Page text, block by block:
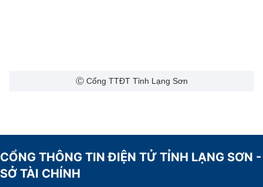
Ⓒ Cổng TTĐT Tỉnh Lạng Sơn
CỔNG THÔNG TIN ĐIỆN TỬ TỈNH LẠNG SƠN -
SỞ TÀI CHÍNH